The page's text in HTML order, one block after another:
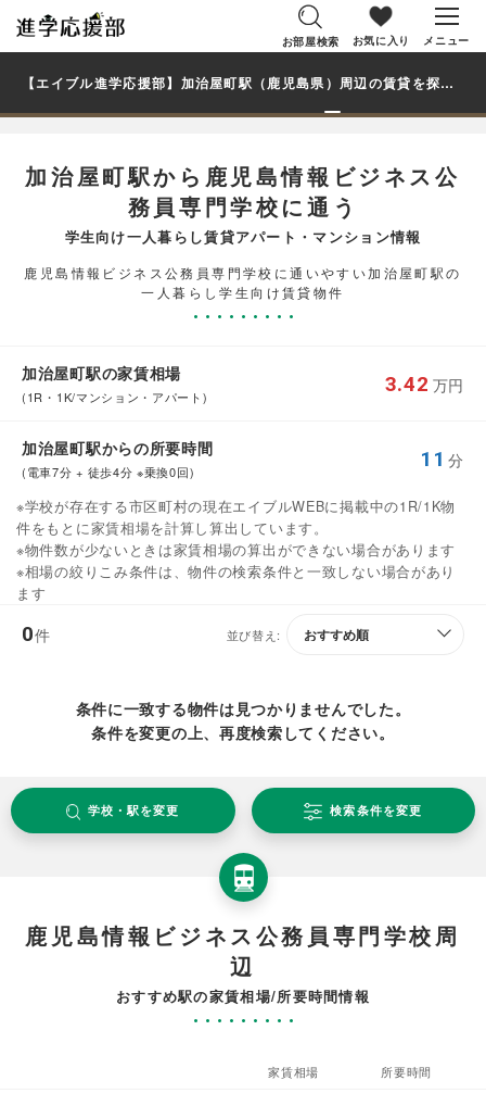
お部屋検索 お気に入り メニュー
【エイブル進学応援部】加治屋町駅（鹿児島県）周辺の賃貸を探す｜鹿児島情報ビジネス公務員専門学校学生・大学生の一人暮らし向け賃貸マンション・アパート
加治屋町駅から鹿児島情報ビジネス公
務員専門学校に通う
学生向け一人暮らし賃貸アパート・マンション情報
鹿児島情報ビジネス公務員専門学校に通いやすい加治屋町駅の
一人暮らし学生向け賃貸物件
加治屋町駅の家賃相場
(1R・1K/マンション・アパート)
3.42 万円
加治屋町駅からの所要時間
(電車7分 + 徒歩4分 ※乗換0回)
11 分
※学校が存在する市区町村の現在エイブルWEBに掲載中の1R/1K物
件をもとに家賃相場を計算し算出しています。
※物件数が少ないときは家賃相場の算出ができない場合があります
※相場の絞りこみ条件は、物件の検索条件と一致しない場合があり
ます
0件 並び替え:
条件に一致する物件は見つかりませんでした。
条件を変更の上、再度検索してください。
学校・駅を変更 検索条件を変更
鹿児島情報ビジネス公務員専門学校周
辺
おすすめ駅の家賃相場/所要時間情報
家賃相場 所要時間